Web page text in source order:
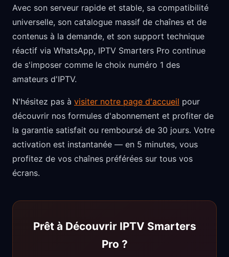
Avec son serveur rapide et stable, sa compatibilité
universelle, son catalogue massif de chaînes et de
contenus à la demande, et son support technique
réactif via WhatsApp, IPTV Smarters Pro continue
de s'imposer comme le choix numéro 1 des
amateurs d'IPTV.
N'hésitez pas à visiter notre page d'accueil pour
découvrir nos formules d'abonnement et profiter de
la garantie satisfait ou remboursé de 30 jours. Votre
activation est instantanée — en 5 minutes, vous
profitez de vos chaînes préférées sur tous vos
écrans.
Prêt à Découvrir IPTV Smarters
Pro ?